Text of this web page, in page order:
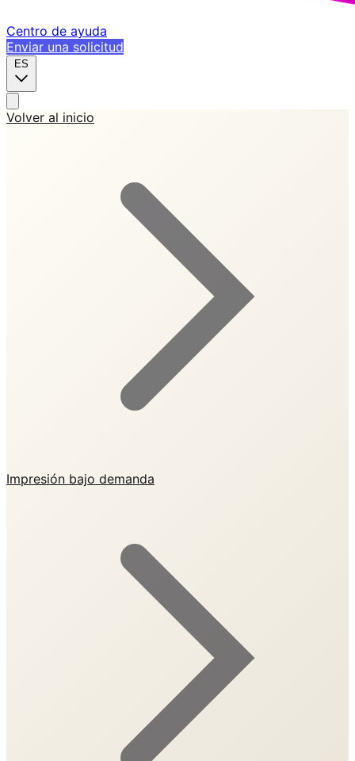
Centro de ayuda
Enviar una solicitud
ES
Volver al inicio
Impresión bajo demanda